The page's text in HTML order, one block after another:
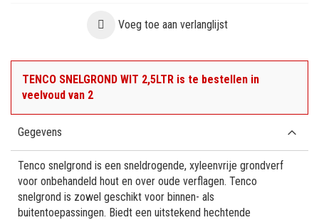
Voeg toe aan verlanglijst
TENCO SNELGROND WIT 2,5LTR is te bestellen in
veelvoud van 2
Gegevens
Tenco snelgrond is een sneldrogende, xyleenvrije grondverf
voor onbehandeld hout en over oude verflagen. Tenco
snelgrond is zowel geschikt voor binnen- als
buitentoepassingen. Biedt een uitstekend hechtende